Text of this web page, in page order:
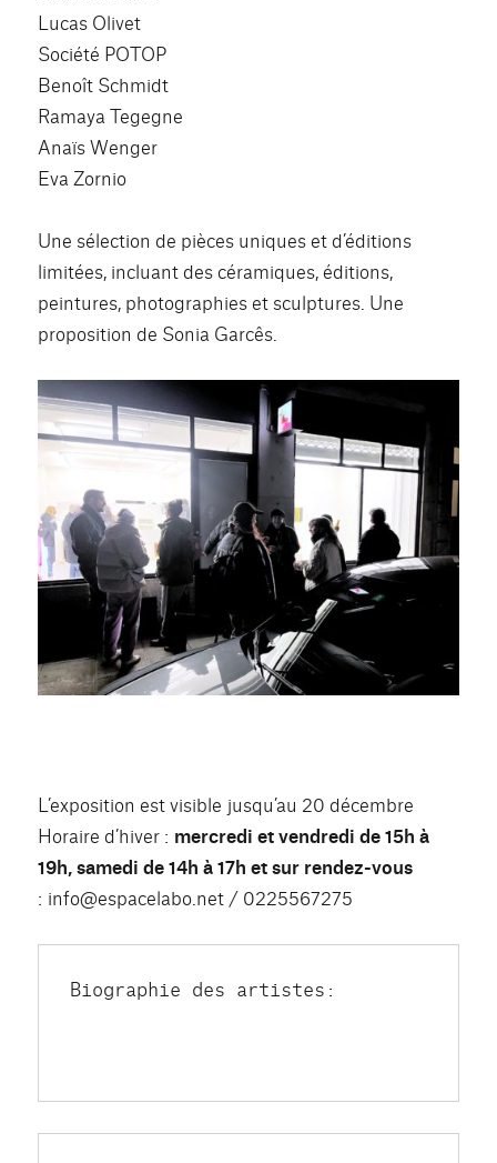
Lucas Olivet
Société POTOP
Benoît Schmidt
Ramaya Tegegne
Anaïs Wenger
Eva Zornio
Une sélection de pièces uniques et d’éditions
limitées, incluant des céramiques, éditions,
peintures, photographies et sculptures. Une
proposition de Sonia Garcês.
L’exposition est visible jusqu’au 20 décembre
Horaire d’hiver : mercredi et vendredi de 15h à
19h, samedi de 14h à 17h et sur rendez-vous
: info@espacelabo.net / 0225567275
Biographie des artistes: